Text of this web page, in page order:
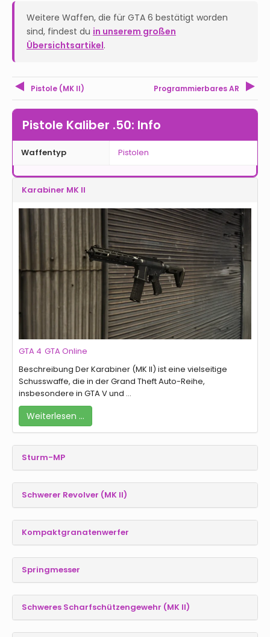
Weitere Waffen, die für GTA 6 bestätigt worden
sind, findest du in unserem großen
Übersichtsartikel.
Pistole (MK II) Programmierbares AR
Pistole Kaliber .50: Info
Waffentyp Pistolen
Karabiner MK II
GTA 4 GTA Online
Beschreibung Der Karabiner (MK II) ist eine vielseitige
Schusswaffe, die in der Grand Theft Auto-Reihe,
insbesondere in GTA V und ...
Weiterlesen …
Sturm-MP
Schwerer Revolver (MK II)
Kompaktgranatenwerfer
Springmesser
Schweres Scharfschützengewehr (MK II)